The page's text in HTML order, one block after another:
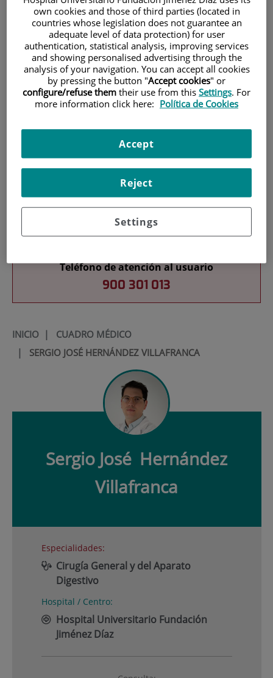
Investigación
Docencia
Teléfono de atención al usuario
900 301 013
INICIO| CUADRO MÉDICO
| SERGIO JOSÉ HERNÁNDEZ VILLAFRANCA
Sergio José Hernández
Villafranca
Especialidades:
Cirugía General y del Aparato
Digestivo
Hospital / Centro:
Hospital Universitario Fundación
Jiménez Díaz
own cookies and those of third parties (located in
countries whose legislation does not guarantee an
adequate level of data protection) for user
authentication, statistical analysis, improving services
and showing personalised advertising through the
analysis of your navigation. You can accept all cookies
by pressing the button "Accept cookies" or
configure/refuse them their use from this Settings. For
more information click here: Política de Cookies
Settings
Reject
Accept